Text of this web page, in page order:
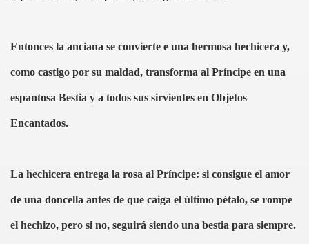
Entonces la anciana se convierte e una hermosa hechicera y,
como castigo por su maldad, transforma al Príncipe en una
espantosa Bestia y a todos sus sirvientes en Objetos
Encantados.
La hechicera entrega la rosa al Príncipe: si consigue el amor
de una doncella antes de que caiga el último pétalo, se rompe
el hechizo, pero si no, seguirá siendo una bestia para siempre.